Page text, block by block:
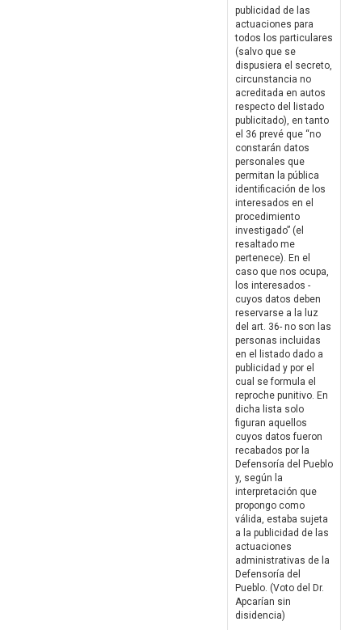
publicidad de las
actuaciones para
todos los particulares
(salvo que se
dispusiera el secreto,
circunstancia no
acreditada en autos
respecto del listado
publicitado), en tanto
el 36 prevé que “no
constarán datos
personales que
permitan la pública
identificación de los
interesados en el
procedimiento
investigado” (el
resaltado me
pertenece). En el
caso que nos ocupa,
los interesados -
cuyos datos deben
reservarse a la luz
del art. 36- no son las
personas incluidas
en el listado dado a
publicidad y por el
cual se formula el
reproche punitivo. En
dicha lista solo
figuran aquellos
cuyos datos fueron
recabados por la
Defensoría del Pueblo
y, según la
interpretación que
propongo como
válida, estaba sujeta
a la publicidad de las
actuaciones
administrativas de la
Defensoría del
Pueblo. (Voto del Dr.
Apcarían sin
disidencia)